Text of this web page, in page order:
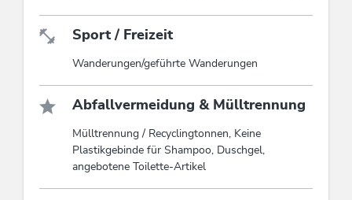
Sport / Freizeit
Wanderungen/geführte Wanderungen
Abfallvermeidung & Mülltrennung
Mülltrennung / Recyclingtonnen, Keine
Plastikgebinde für Shampoo, Duschgel,
angebotene Toilette-Artikel